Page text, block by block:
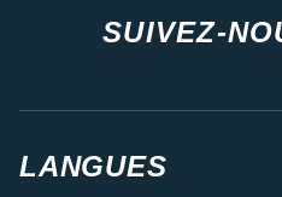
SUIVEZ-
LANGUES